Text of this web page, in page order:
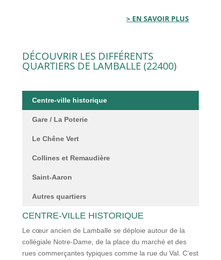
> EN SAVOIR PLUS
DÉCOUVRIR LES DIFFÉRENTS
QUARTIERS DE LAMBALLE (22400)
Centre-ville historique
Gare / La Poterie
Le Chêne Vert
Collines et Remaudière
Saint-Aaron
Autres quartiers
CENTRE-VILLE HISTORIQUE
Le cœur ancien de Lamballe se déploie autour de la
collégiale Notre-Dame, de la place du marché et des
rues commerçantes typiques comme la rue du Val. C’est